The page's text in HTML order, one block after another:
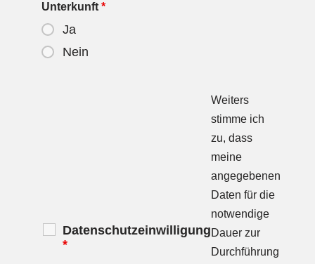
Unterkunft *
Ja
Nein
Datenschutzeinwilligung
*
Weiters
stimme ich
zu, dass
meine
angegebenen
Daten für die
notwendige
Dauer zur
Durchführung